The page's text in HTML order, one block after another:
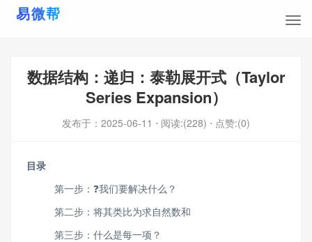
数据结构：递归：泰勒展开式（Taylor
Series Expansion）
发布于： 2025-06-11 ⋅ 阅读:(228) ⋅ 点赞:(0)
目录
第一步：❓我们要解决什么？
第二步：将其类比为求自然数和
第三步：什么是每一项？